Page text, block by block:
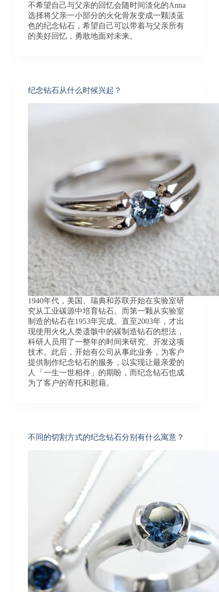
不希望自己与父亲的回忆会随时间淡化的Anna
选择将父亲一小部分的火化骨灰变成一颗淡蓝
色的纪念钻石，希望自己可以带着与父亲所有
的美好回忆，勇敢地面对未来。
纪念钻石从什么时候兴起？
1940年代，美国、瑞典和苏联开始在实验室研
究从工业碳源中培育钻石。而第一颗从实验室
制造的钻石在1953年完成。直至2003年，才出
现使用火化人类遗骸中的碳制造钻石的想法，
科研人员用了一整年的时间来研究、开发这项
技术。此后，开始有公司从事此业务，为客户
提供制作纪念钻石的服务，以实现让最亲爱的
人「一生一世相伴」的期盼，而纪念钻石也成
为了客户的寄托和慰藉。
不同的切割方式的纪念钻石分别有什么寓意？